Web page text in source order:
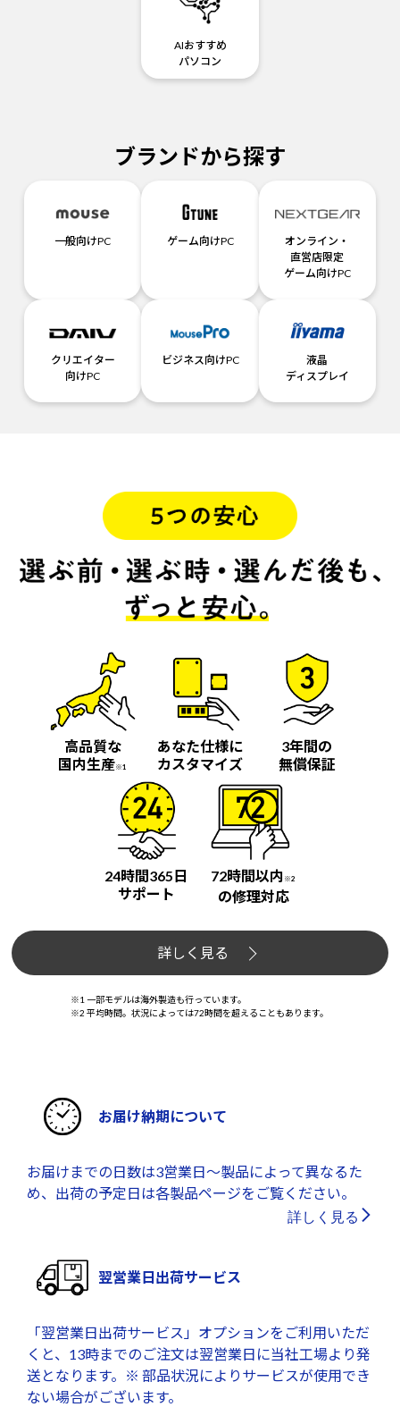
AIおすすめ
パソコン
ブランドから探す
一般向けPC ゲーム向けPC
オンライン・
直営店限定
ゲーム向けPC
クリエイター
向けPC
ビジネス向けPC
液晶
ディスプレイ
高品質な
国内生産※1
あなた仕様に
カスタマイズ
3年間の
無償保証
24時間365日
サポート
72時間以内 ※2
の修理対応
詳しく見る
※1 一部モデルは海外製造も行っています。
※2 平均時間。状況によっては72時間を超えることもあります。
お届け納期について
お届けまでの日数は3営業日～製品によって異なるた
め、出荷の予定日は各製品ページをご覧ください。
詳しく見る
翌営業日出荷サービス
「翌営業日出荷サービス」オプションをご利用いただ
くと、13時までのご注文は翌営業日に当社工場より発
送となります。※ 部品状況によりサービスが使用でき
ない場合がございます。